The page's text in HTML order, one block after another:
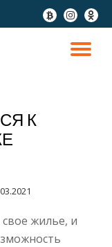
fa-
btc
fa-
instagram
fa-
К
жилье, и